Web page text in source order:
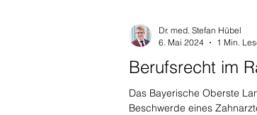
Berufsrecht im
Das Bayerische Oberste
Beschwerde eines
Dr. med. Stefan Hübel
6. Mai 2024
1 Min.